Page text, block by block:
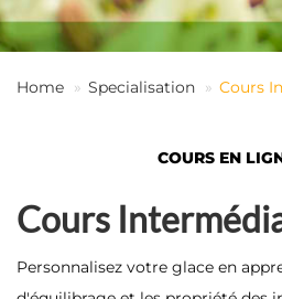
LOGIN
FR
Home Specialisation Cours
COURS EN
Cours
Personnalisez votre glace en